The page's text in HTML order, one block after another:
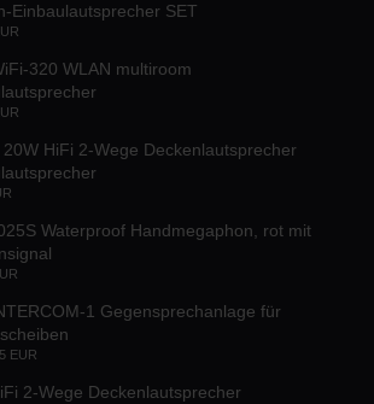
Einbaulautsprecher SET
320 WLAN multiroom
20W HiFi 2-Wege Deckenlautsprecher
Waterproof Handmegaphon, rot mit
1 Gegensprechanlage für
EUR
2-Wege Deckenlautsprecher